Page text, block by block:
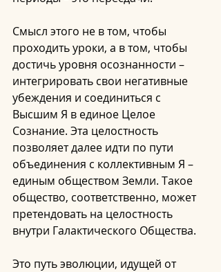
Смысл этого не в том, чтобы
проходить уроки, а в том, чтобы
достичь уровня осознанности –
интегрировать свои негативные
убеждения и соединиться с
Высшим Я в единое Целое
Сознание. Эта целостность
позволяет далее идти по пути
объединения с коллективным Я –
единым обществом Земли. Такое
общество, соответственно, может
претендовать на целостность
внутри Галактического Общества.
Это путь эволюции, идущей от